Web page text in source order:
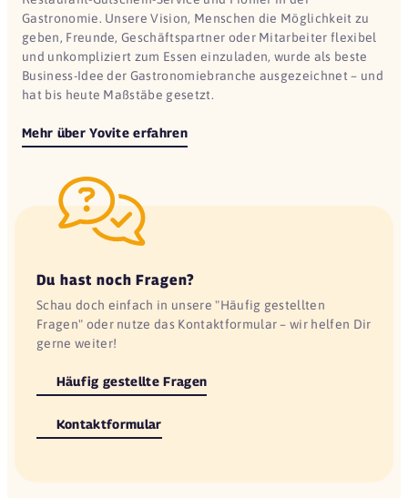
Gastronomie. Unsere Vision, Menschen die Möglichkeit zu
geben, Freunde, Geschäftspartner oder Mitarbeiter flexibel
und unkompliziert zum Essen einzuladen, wurde als beste
Business-Idee der Gastronomiebranche ausgezeichnet – und
hat bis heute Maßstäbe gesetzt.
Mehr über Yovite erfahren
Du hast noch Fragen?
Schau doch einfach in unsere "Häufig gestellten
Fragen" oder nutze das Kontaktformular – wir helfen Dir
gerne weiter!
Häufig gestellte Fragen
Kontaktformular